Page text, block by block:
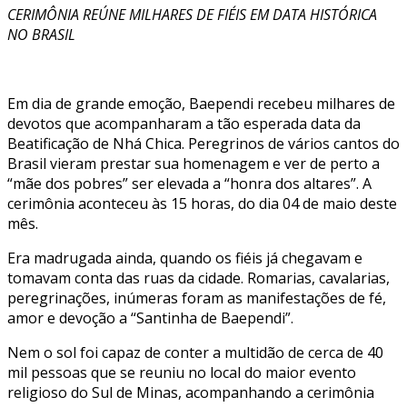
CERIMÔNIA REÚNE MILHARES DE FIÉIS EM DATA HISTÓRICA
NO BRASIL
Em dia de grande emoção, Baependi recebeu milhares de
devotos que acompanharam a tão esperada data da
Beatificação de Nhá Chica. Peregrinos de vários cantos do
Brasil vieram prestar sua homenagem e ver de perto a
“mãe dos pobres” ser elevada a “honra dos altares”. A
cerimônia aconteceu às 15 horas, do dia 04 de maio deste
mês.
Era madrugada ainda, quando os fiéis já chegavam e
tomavam conta das ruas da cidade. Romarias, cavalarias,
peregrinações, inúmeras foram as manifestações de fé,
amor e devoção a “Santinha de Baependi”.
Nem o sol foi capaz de conter a multidão de cerca de 40
mil pessoas que se reuniu no local do maior evento
religioso do Sul de Minas, acompanhando a cerimônia